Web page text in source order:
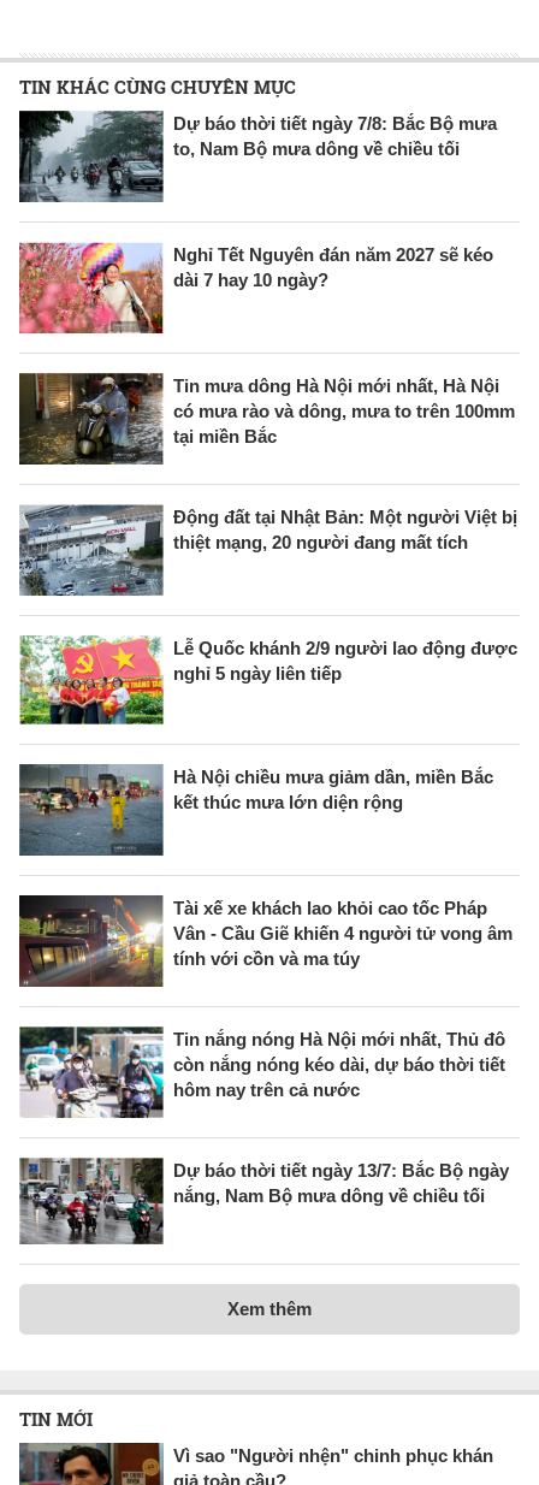
TIN KHÁC CÙNG CHUYÊN MỤC
Dự báo thời tiết ngày 7/8: Bắc Bộ mưa
to, Nam Bộ mưa dông về chiều tối
Nghỉ Tết Nguyên đán năm 2027 sẽ kéo
dài 7 hay 10 ngày?
Tin mưa dông Hà Nội mới nhất, Hà Nội
có mưa rào và dông, mưa to trên 100mm
tại miền Bắc
Động đất tại Nhật Bản: Một người Việt bị
thiệt mạng, 20 người đang mất tích
Lễ Quốc khánh 2/9 người lao động được
nghỉ 5 ngày liên tiếp
Hà Nội chiều mưa giảm dần, miền Bắc
kết thúc mưa lớn diện rộng
Tài xế xe khách lao khỏi cao tốc Pháp
Vân - Cầu Giẽ khiến 4 người tử vong âm
tính với cồn và ma túy
Tin nắng nóng Hà Nội mới nhất, Thủ đô
còn nắng nóng kéo dài, dự báo thời tiết
hôm nay trên cả nước
Dự báo thời tiết ngày 13/7: Bắc Bộ ngày
nắng, Nam Bộ mưa dông về chiều tối
Xem thêm
TIN MỚI
Vì sao "Người nhện" chinh phục khán
giả toàn cầu?